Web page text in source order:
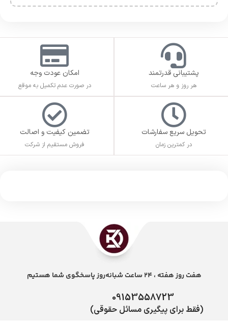
پشتیبانی قدرتمند
هر روز و هر ساعت
امکان عودت وجه
در صورت عدم تکمیل به موقع
تحویل سریع سفارشات
در کمترین زمان
تضمین کیفیت و اصالت
فروش مستقیم از شرکت
هفت روز هفته ، 24 ساعت شبانه‌روز پاسخگوی شما هستیم
09153558723
(فقط برای پیگیری مسائل حقوقی)